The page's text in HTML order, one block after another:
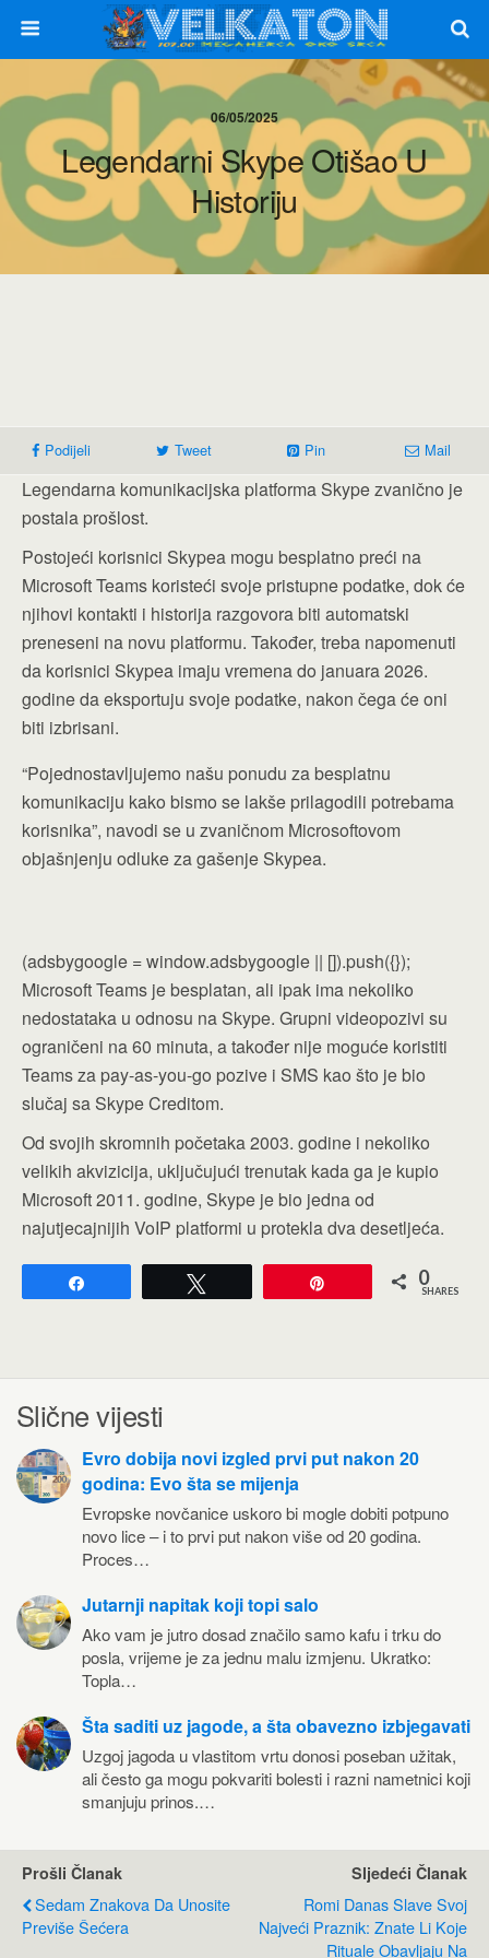
06/05/2025
Legendarni Skype Otišao U
Historiju
Podijeli Tweet Pin Mail
Legendarna komunikacijska platforma Skype zvanično je
postala prošlost.
Postojeći korisnici Skypea mogu besplatno preći na
Microsoft Teams koristeći svoje pristupne podatke, dok će
njihovi kontakti i historija razgovora biti automatski
preneseni na novu platformu. Također, treba napomenuti
da korisnici Skypea imaju vremena do januara 2026.
godine da eksportuju svoje podatke, nakon čega će oni
biti izbrisani.
“Pojednostavljujemo našu ponudu za besplatnu
komunikaciju kako bismo se lakše prilagodili potrebama
korisnika”, navodi se u zvaničnom Microsoftovom
objašnjenju odluke za gašenje Skypea.
(adsbygoogle = window.adsbygoogle || []).push({});
Microsoft Teams je besplatan, ali ipak ima nekoliko
nedostataka u odnosu na Skype. Grupni videopozivi su
ograničeni na 60 minuta, a također nije moguće koristiti
Teams za pay-as-you-go pozive i SMS kao što je bio
slučaj sa Skype Creditom.
Od svojih skromnih početaka 2003. godine i nekoliko
velikih akvizicija, uključujući trenutak kada ga je kupio
Microsoft 2011. godine, Skype je bio jedna od
najutjecajnijih VoIP platformi u protekla dva desetljeća.
0
SHARES
Slične vijesti
Evro dobija novi izgled prvi put nakon 20
godina: Evo šta se mijenja
Evropske novčanice uskoro bi mogle dobiti potpuno
novo lice – i to prvi put nakon više od 20 godina.
Proces…
Jutarnji napitak koji topi salo
Ako vam je jutro dosad značilo samo kafu i trku do
posla, vrijeme je za jednu malu izmjenu. Ukratko:
Topla…
Šta saditi uz jagode, a šta obavezno izbjegavati
Uzgoj jagoda u vlastitom vrtu donosi poseban užitak,
ali često ga mogu pokvariti bolesti i razni nametnici koji
smanjuju prinos.…
Prošli Članak
Sedam Znakova Da Unosite
Previše Šećera
Sljedeći Članak
Romi Danas Slave Svoj
Najveći Praznik: Znate Li Koje
Rituale Obavljaju Na